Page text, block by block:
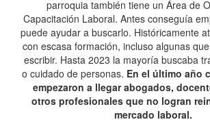
parroquia también tiene un Área de
Capacitación Laboral. Antes conseguía
puede ayudar a buscarlo. Históricamente
con escasa formación, incluso algunas
escribir. Hasta 2023 la mayoría buscaba
o cuidado de personas. En el último año
empezaron a llegar abogados,
otros profesionales que no logran
mercado laboral.